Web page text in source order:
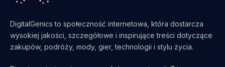
DigitalGenics to społeczność internetowa, która dostarcza
wysokiej jakości, szczegółowe i inspirujące treści dotyczące
zakupów, podróży, mody, gier, technologii i stylu życia.